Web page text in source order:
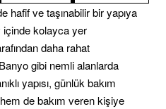
hafif ve taşınabilir bir yapıya
içinde kolayca yer
daha rahat
gibi nemli alanlarda
yapısı, günlük bakım
de bakım veren kişiye